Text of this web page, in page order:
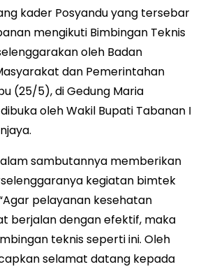
kader Posyandu yang tersebar
mengikuti Bimbingan Teknis
oleh Badan
dan Pemerintahan
(25/5), di Gedung Maria
oleh Wakil Bupati Tabanan I
sambutannya memberikan
kegiatan bimtek
pelayanan kesehatan
berjalan dengan efektif, maka
teknis seperti ini. Oleh
selamat datang kepada